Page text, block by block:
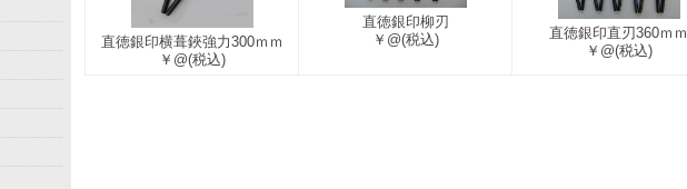
直徳銀印横葺鋏強力300ｍｍ
￥@(税込)
直徳銀印柳刃
￥@(税込)
直徳銀印直刃360ｍｍ
￥@(税込)